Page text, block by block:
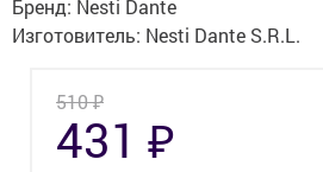
Ортопедия
Уход за больными
Бренд: Nesti Dante
Изготовитель: Nesti Dante S.R.L.
510₽
431 ₽